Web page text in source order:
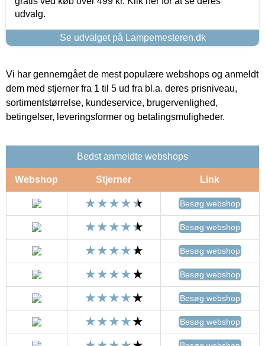
udvalg.
Se udvalget på Lampemesteren.dk
Vi har gennemgået de mest populære webshops og anmeldt
dem med stjerner fra 1 til 5 ud fra bl.a. deres prisniveau,
sortimentstørrelse, kundeservice, brugervenlighed,
betingelser, leveringsformer og betalingsmuligheder.
Bedst anmeldte webshops
Webshop Stjerner Link
Besøg webshop
Besøg webshop
Besøg webshop
Besøg webshop
Besøg webshop
Besøg webshop